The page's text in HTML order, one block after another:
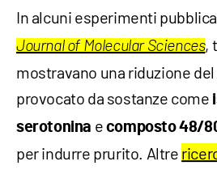
In alcuni esperimenti
Journal of Molecular Sciences,
mostravano una riduzione
provocato da sostanze come
serotonina e composto 48/
per indurre prurito. Altre